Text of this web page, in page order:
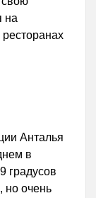
на
Анталья
в
градусов
но очень